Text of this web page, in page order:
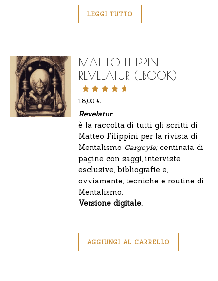
LEGGI TUTTO
MATTEO FILIPPINI –
REVELATUR (EBOOK)
Valutato
5.00
su 5
18,00€
Revelatur
è la raccolta di tutti gli scritti di
Matteo Filippini per la rivista di
Mentalismo Gargoyle;centinaia di
pagine con saggi, interviste
esclusive, bibliografie e,
ovviamente, tecniche e routine di
Mentalismo.
Versione digitale.
AGGIUNGI AL CARRELLO